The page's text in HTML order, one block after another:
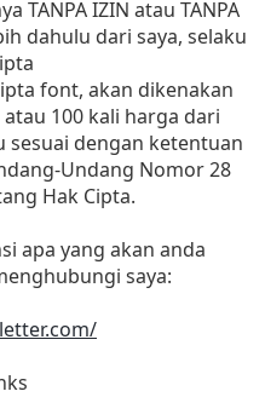
TANPA IZIN atau TANPA
dahulu dari saya, selaku
font, akan dikenakan
atau 100 kali harga dari
sesuai dengan ketentuan
Undang Nomor 28
Hak Cipta.
apa yang akan anda
saya: